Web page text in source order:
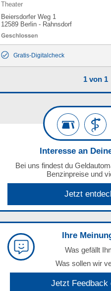
Theater
Beiersdorfer Weg 1
12589 Berlin - Rahnsdorf
Gratis-Digitalcheck
1 von 1
Interesse an
Bei uns findest du
Benzinpreise und
Jetzt
Ihre
Was gefällt
Was sollen wir
Jetzt Feedback